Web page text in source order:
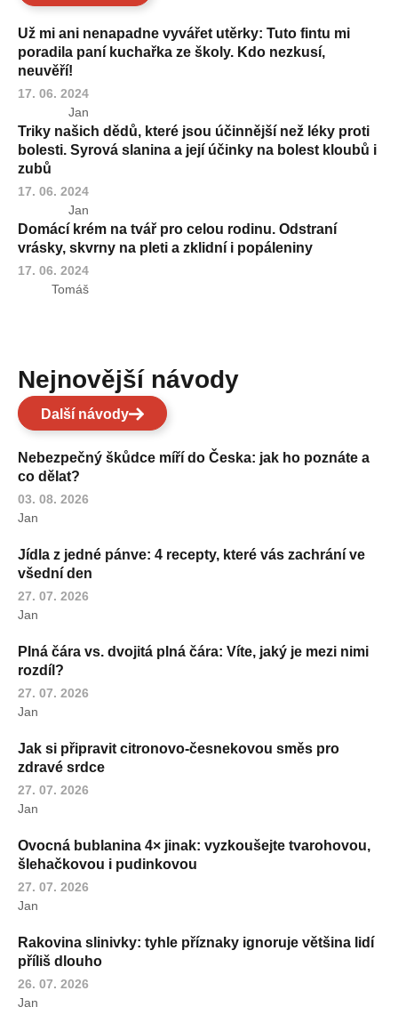
Už mi ani nenapadne vyvářet utěrky: Tuto fintu mi
poradila paní kuchařka ze školy. Kdo nezkusí,
neuvěří!
17. 06. 2024
Jan
Triky našich dědů, které jsou účinnější než léky proti
bolesti. Syrová slanina a její účinky na bolest kloubů i
zubů
17. 06. 2024
Jan
Domácí krém na tvář pro celou rodinu. Odstraní
vrásky, skvrny na pleti a zklidní i popáleniny
17. 06. 2024
Tomáš
Nejnovější návody
Další návody
Nebezpečný škůdce míří do Česka: jak ho poznáte a
co dělat?
03. 08. 2026
Jan
Jídla z jedné pánve: 4 recepty, které vás zachrání ve
všední den
27. 07. 2026
Jan
Plná čára vs. dvojitá plná čára: Víte, jaký je mezi nimi
rozdíl?
27. 07. 2026
Jan
Jak si připravit citronovo-česnekovou směs pro
zdravé srdce
27. 07. 2026
Jan
Ovocná bublanina 4× jinak: vyzkoušejte tvarohovou,
šlehačkovou i pudinkovou
27. 07. 2026
Jan
Rakovina slinivky: tyhle příznaky ignoruje většina lidí
příliš dlouho
26. 07. 2026
Jan